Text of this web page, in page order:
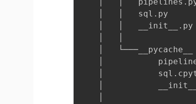
    │   │   pipelines
.
    │   │   sql
. py
    │   │   __init__
. py
    │   └───__pycache__
│
    │           sql
.
    │           __init__